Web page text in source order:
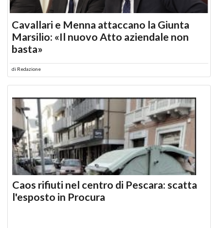
Cavallari e Menna attaccano la Giunta
Marsilio: «Il nuovo Atto aziendale non
basta»
di Redazione
Caos rifiuti nel centro di Pescara: scatta
l'esposto in Procura